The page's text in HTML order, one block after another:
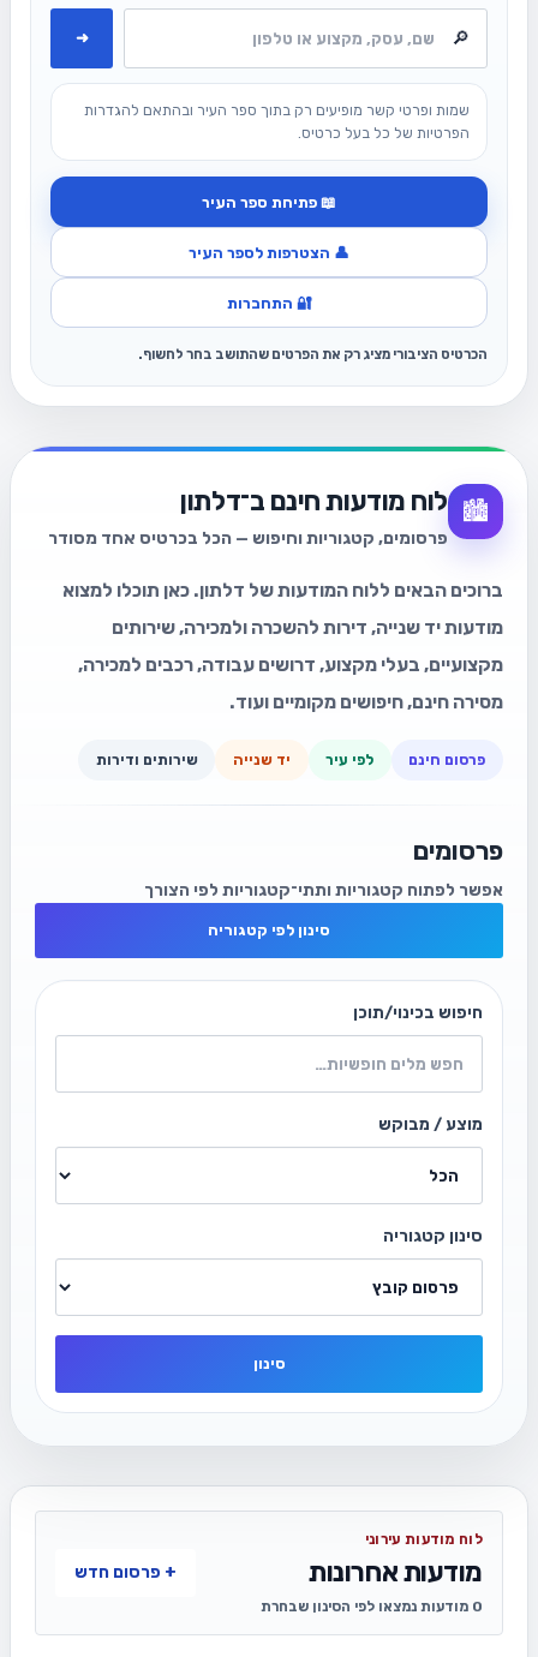
➜
שמות ופרטי קשר מופיעים רק בתוך ספר העיר ובהתאם להגדרות
הפרטיות של כל בעל כרטיס.
📖 פתיחת ספר העיר
👤 הצטרפות לספר העיר
🔐 התחברות
הכרטיס הציבורי מציג רק את הפרטים שהתושב בחר לחשוף.
🏙️ לוח מודעות חינם ב־דלתון
פרסומים, קטגוריות וחיפוש — הכל בכרטיס אחד מסודר
ברוכים הבאים ללוח המודעות של דלתון. כאן תוכלו למצוא
מודעות יד שנייה, דירות להשכרה ולמכירה, שירותים
מקצועיים, בעלי מקצוע, דרושים עבודה, רכבים למכירה,
מסירה חינם, חיפושים מקומיים ועוד.
פרסום חינם לפי עיר יד שנייה שירותים ודירות
פרסומים
אפשר לפתוח קטגוריות ותתי־קטגוריות לפי הצורך
סינון לפי קטגוריה
חיפוש בכינוי/תוכן
מוצע / מבוקש
סינון קטגוריה
סינון
לוח מודעות עירוני
מודעות אחרונות
0 מודעות נמצאו לפי הסינון שבחרת
+ פרסום חדש